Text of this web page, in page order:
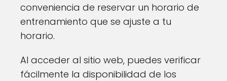
conveniencia de reservar un horario de
entrenamiento que se ajuste a tu
horario.
Al acceder al sitio web, puedes verificar
fácilmente la disponibilidad de los